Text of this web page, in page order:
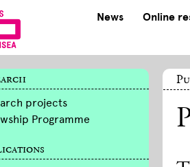
News Online
projects
Programme